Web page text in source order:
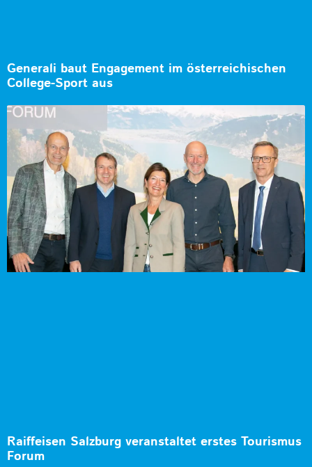
Generali baut Engagement im österreichischen
College-Sport aus
Raiffeisen Salzburg veranstaltet erstes Tourismus
Forum